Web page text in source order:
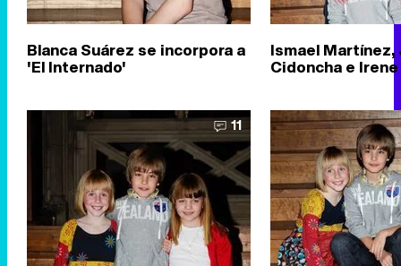
Blanca Suárez se incorpora a
'El Internado'
Ismael Martínez,
Cidoncha e
11